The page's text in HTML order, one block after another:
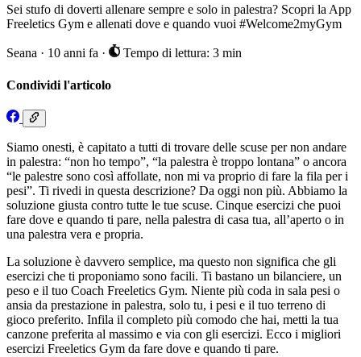
Sei stufo di doverti allenare sempre e solo in palestra? Scopri la App
Freeletics Gym e allenati dove e quando vuoi #Welcome2myGym
Seana · 10 anni fa · Tempo di lettura: 3 min
Condividi l'articolo
Siamo onesti, è capitato a tutti di trovare delle scuse per non andare
in palestra: “non ho tempo”, “la palestra è troppo lontana” o ancora
“le palestre sono così affollate, non mi va proprio di fare la fila per i
pesi”. Ti rivedi in questa descrizione? Da oggi non più. Abbiamo la
soluzione giusta contro tutte le tue scuse. Cinque esercizi che puoi
fare dove e quando ti pare, nella palestra di casa tua, all’aperto o in
una palestra vera e propria.
La soluzione è davvero semplice, ma questo non significa che gli
esercizi che ti proponiamo sono facili. Ti bastano un bilanciere, un
peso e il tuo Coach Freeletics Gym. Niente più coda in sala pesi o
ansia da prestazione in palestra, solo tu, i pesi e il tuo terreno di
gioco preferito. Infila il completo più comodo che hai, metti la tua
canzone preferita al massimo e via con gli esercizi. Ecco i migliori
esercizi Freeletics Gym da fare dove e quando ti pare.